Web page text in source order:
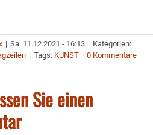
| Sa. 11.12.2021 - 16:13 | Kategorien:
| Tags: KUNST | 0 Kommentare
Sie einen